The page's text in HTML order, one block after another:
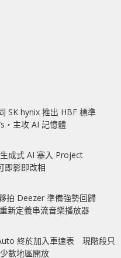
SK hynix 推出 HBF 標準
主攻 AI 記憶體
成式 AI 塞入 Project
影即改相
拍 Deezer 準備強勢回歸
新定義串流音樂播放器
終於加入車速表 現階段只
數地區開放